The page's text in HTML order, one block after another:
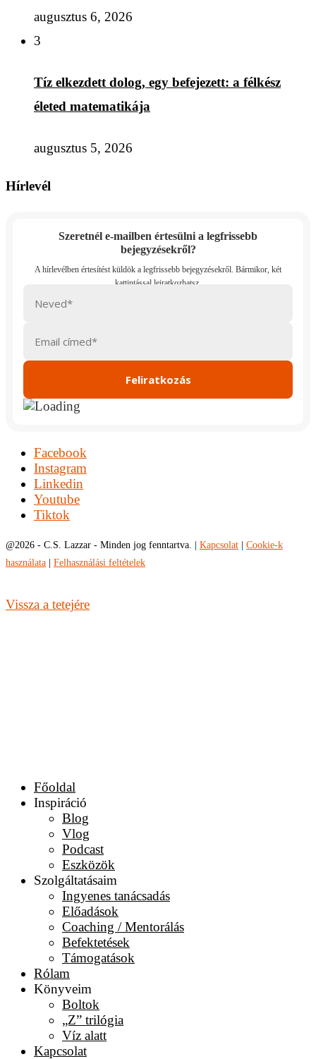
augusztus 6, 2026
3
Tíz elkezdett dolog, egy befejezett: a félkész
életed matematikája
augusztus 5, 2026
Hírlevél
Szeretnél e-mailben értesülni a legfrissebb
bejegyzésekről?
Facebook
Instagram
Linkedin
Youtube
Tiktok
@2026 - C.S. Lazzar - Minden jog fenntartva. | Kapcsolat
Cookie-k
használata
Felhasználási feltételek
Vissza a tetejére
Főoldal
Inspiráció
Blog
Vlog
Podcast
Eszközök
Szolgáltatásaim
Ingyenes tanácsadás
Előadások
Coaching / Mentorálás
Befektetések
Támogatások
Rólam
Könyveim
Boltok
„Z” trilógia
Víz alatt
Kapcsolat